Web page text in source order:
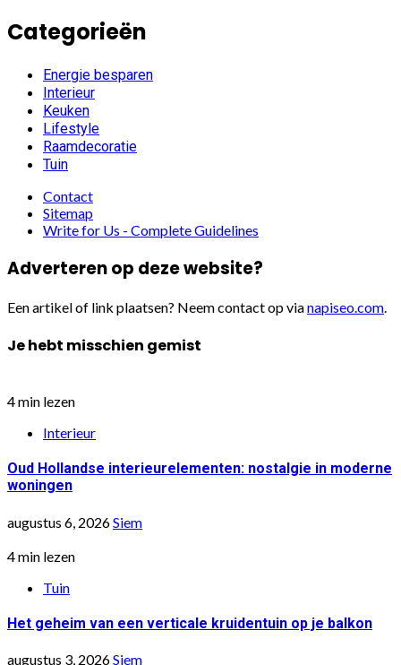
Categorieën
Energie besparen
Interieur
Keuken
Lifestyle
Raamdecoratie
Tuin
Contact
Sitemap
Write for Us - Complete Guidelines
Adverteren op deze website?
Een artikel of link plaatsen? Neem contact op vianapiseo.com
Je hebt misschien gemist
4 min lezen
Interieur
Oud Hollandse interieurelementen: nostalgie in moderne
woningen
augustus 6, 2026Siem
4 min lezen
Tuin
Het geheim van een verticale kruidentuin op je balkon
augustus 3, 2026Siem